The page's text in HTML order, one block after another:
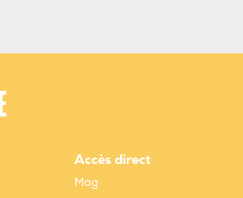
Accès direct
Mag